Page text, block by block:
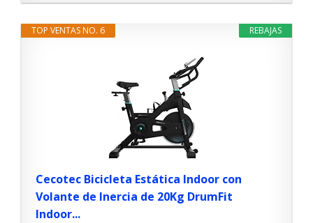
REBAJAS
TOP VENTAS NO. 6
Cecotec Bicicleta Estática Indoor con
Volante de Inercia de 20Kg DrumFit
Indoor...